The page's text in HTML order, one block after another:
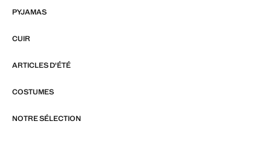
PYJAMAS
CUIR
ARTICLES D'ÉTÉ
COSTUMES
NOTRE SÉLECTION